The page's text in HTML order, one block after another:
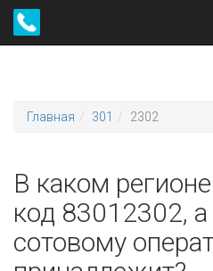
Главная 301 2302
В каком
код 83012302,
сотовому